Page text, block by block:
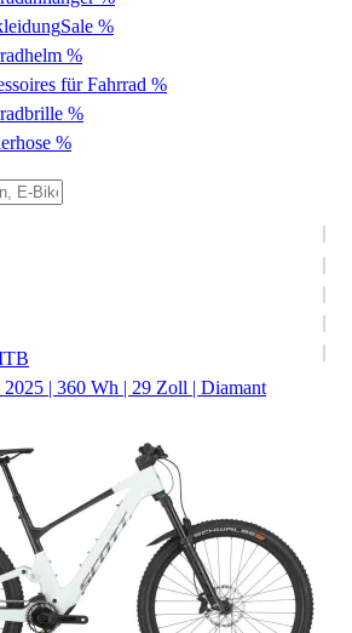
Sale %
%
für Fahrrad %
%
%
2025 | 360 Wh | 29 Zoll | Diamant